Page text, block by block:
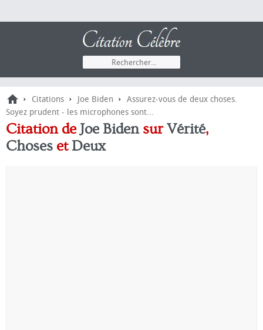
› Citations › Joe Biden › Assurez-vous de deux choses.
Soyez prudent - les microphones sont...
Citation deJoe BidensurVérité,
Choses et Deux